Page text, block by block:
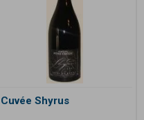
Cuvée Shyrus